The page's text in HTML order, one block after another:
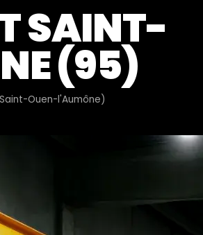
SAINT-
(95)
Ouen-l'Aumône)